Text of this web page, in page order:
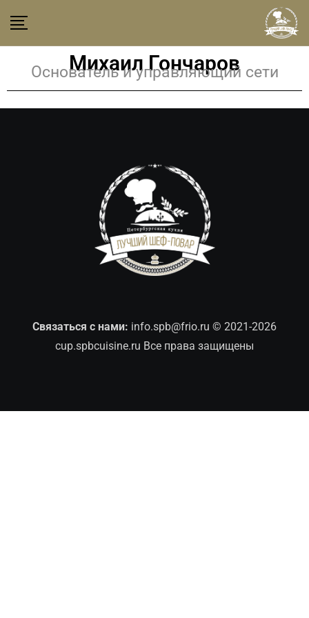
Михаил Гончаров
Основатель и управляющий сети
Связаться с нами: info.spb@frio.ru © 2021-2026
cup.spbcuisine.ru Все права защищены